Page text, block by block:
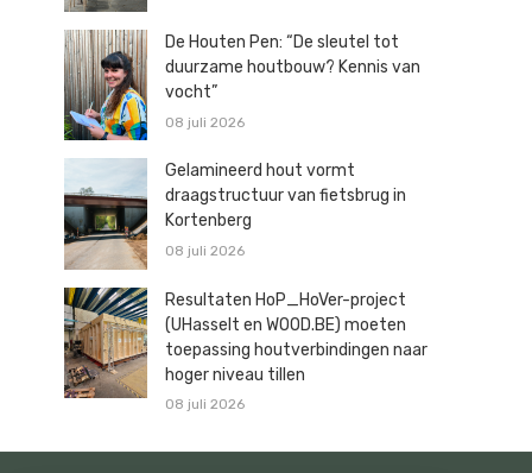
De Houten Pen: “De sleutel tot
duurzame houtbouw? Kennis van
vocht”
08 juli 2026
Gelamineerd hout vormt
draagstructuur van fietsbrug in
Kortenberg
08 juli 2026
Resultaten HoP_HoVer-project
(UHasselt en WOOD.BE) moeten
toepassing houtverbindingen naar
hoger niveau tillen
08 juli 2026